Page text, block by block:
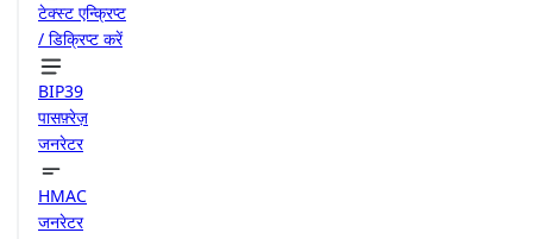
टेक्स्ट एन्क्रिप्ट
/ डिक्रिप्ट करें
BIP39
पासफ़्रेज़
जनरेटर
HMAC
जनरेटर